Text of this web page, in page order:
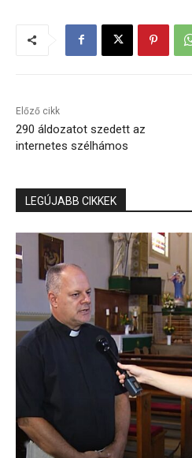
Előző cikk
290 áldozatot szedett az
internetes szélhámos
LEGÚJABB CIKKEK